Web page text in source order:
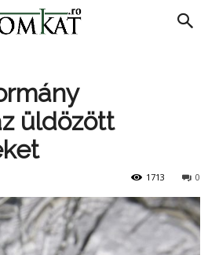
üldözött
0
1713